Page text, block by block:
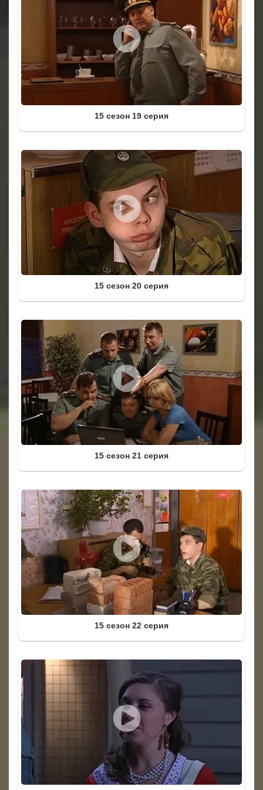
15 сезон 19 серия
15 сезон 20 серия
15 сезон 21 серия
15 сезон 22 серия